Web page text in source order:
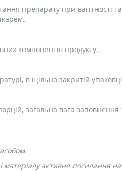
препарату при вагітності
компонентів продукту.
в щільно закритій
загальна вага
матеріалу активне посилання